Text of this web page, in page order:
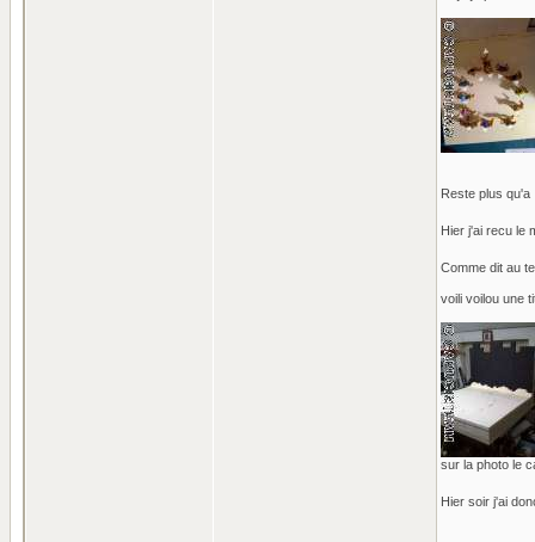
Reste plus qu'a
Hier j'ai recu le
Comme dit au
voili voilou une
sur la photo le
Hier soir j'ai